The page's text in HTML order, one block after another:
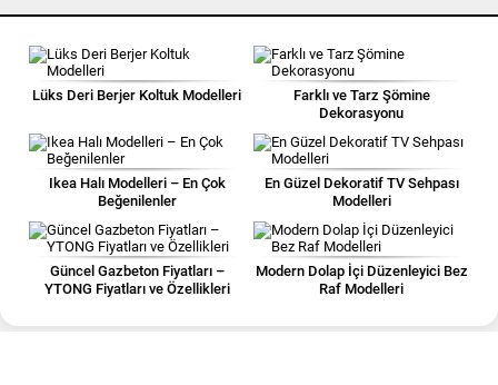
Lüks Deri Berjer Koltuk Modelleri
Farklı ve Tarz Şömine
Dekorasyonu
Ikea Halı Modelleri – En Çok
Beğenilenler
En Güzel Dekoratif TV Sehpası
Modelleri
Güncel Gazbeton Fiyatları –
YTONG Fiyatları ve Özellikleri
Modern Dolap İçi Düzenleyici Bez
Raf Modelleri